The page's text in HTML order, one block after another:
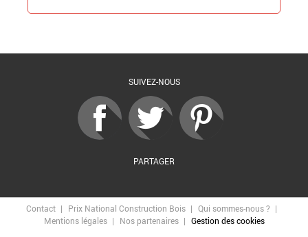
SUIVEZ-NOUS
PARTAGER
Contact Prix National Construction Bois
Qui sommes-nous ?
Mentions légales
Nos partenaires Gestion des cookies